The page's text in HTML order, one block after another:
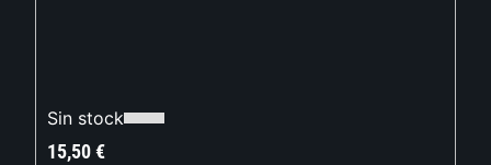
Sin stock
15,50€